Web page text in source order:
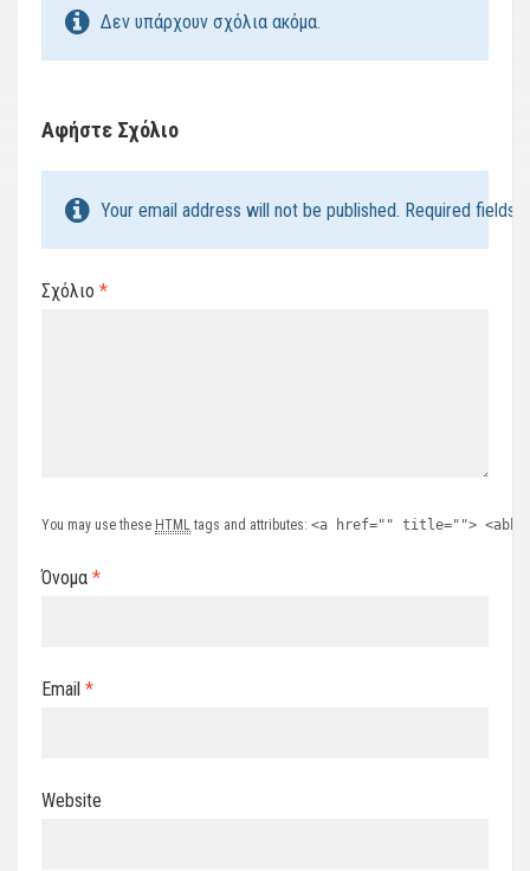
Δεν υπάρχουν σχόλια ακόμα.
Αφήστε Σχόλιο
Your email address will not be published. Required fields
Σχόλιο *
You may use these HTML tags and attributes: <a href="" title=""> <abbr
Όνομα *
Email *
Website